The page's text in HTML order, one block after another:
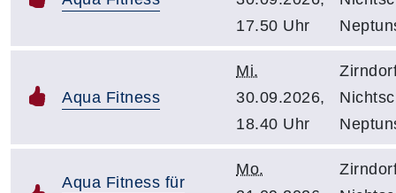
17.50 Uhr
Aqua Fitness
Mi.
30.09.2026,
18.40 Uhr
Aqua Fitness für
Mo.